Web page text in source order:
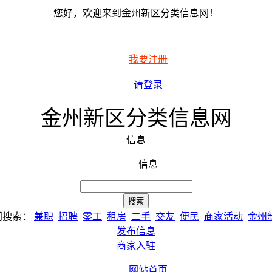
您好，欢迎来到金州新区分类信息网！
我要注册
请登录
金州新区分类信息网
信息
信息
索： 兼职 招聘 零工 租房 二手 交友 便民 商家活动 金州
发布信息
商家入驻
网站首页